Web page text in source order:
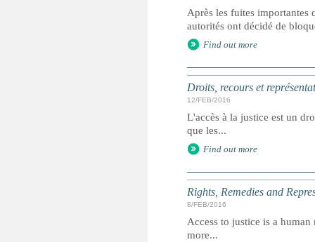
Après les fuites importantes
autorités ont décidé de
Find out more
Droits, recours et
12/FEB/2016
L'accès à la justice est un
que les...
Find out more
Rights, Remedies and
8/FEB/2016
Access to justice is a
more...